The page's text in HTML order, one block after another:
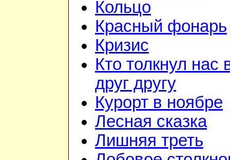
Кольцо
Красный фонарь
Кризис
Кто толкнул нас
друг другу
Курорт в ноябре
Лесная сказка
Лишняя треть